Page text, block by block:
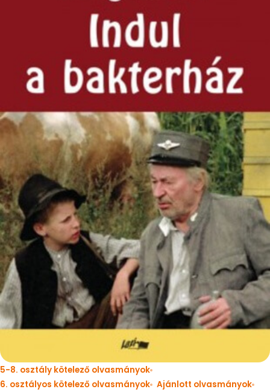
5-8. osztály kötelező olvasmányok
6. osztályos kötelező olvasmányok Ajánlott olvasmányok